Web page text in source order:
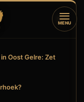
MENU
▼
Oost Gelre: Zet